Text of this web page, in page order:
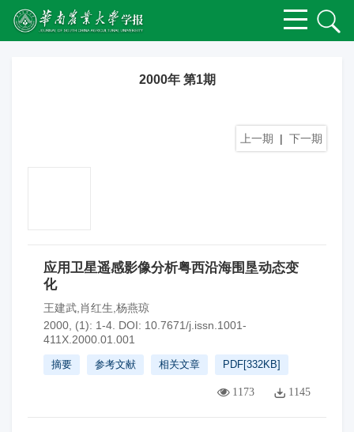
2000年 第1期
上一期 | 下一期
应用卫星遥感影像分析粤西沿海围垦动态变
化
王建武,肖红生,杨燕琼
2000, (1): 1-4. DOI: 10.7671/j.issn.1001-
411X.2000.01.001
摘要 参考文献 相关文章 PDF[332KB]
1173 1145